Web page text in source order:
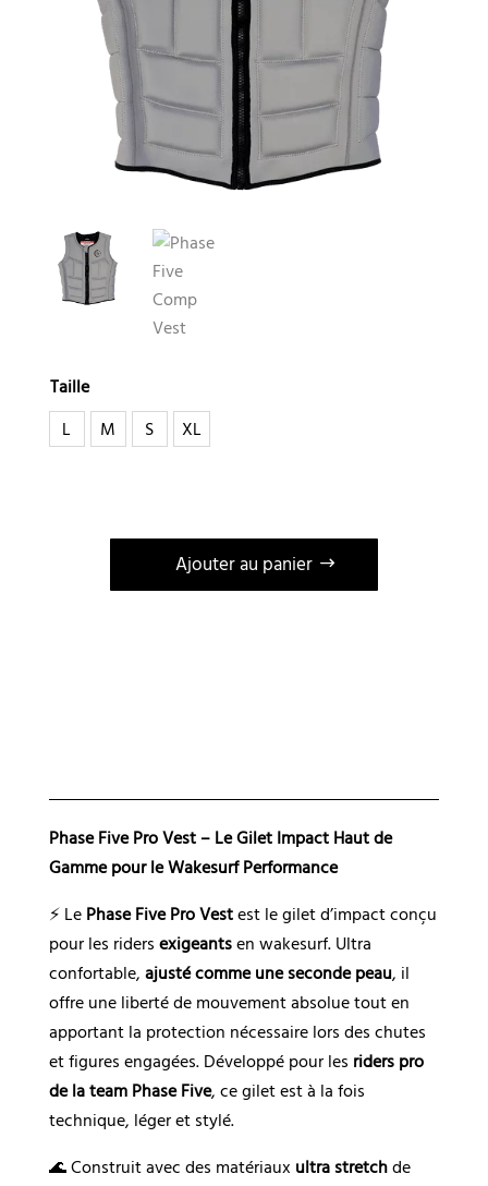
Taille
L
M S XL
Ajouter au panier
i
v
Phase Five Pro Vest – Le Gilet Impact Haut de
Gamme pour le Wakesurf Performance
⚡ Le Phase Five Pro Vestest le gilet d’impact conçu
pour les riders exigeantsen wakesurf. Ultra
confortable, ajusté comme une seconde peau, il
offre une liberté de mouvement absolue tout en
apportant la protection nécessaire lors des chutes
et figures engagées. Développé pour les riders pro
de la team Phase Five, ce gilet est à la fois
technique, léger et stylé.
🌊 Construit avec des matériaux ultra stretchde